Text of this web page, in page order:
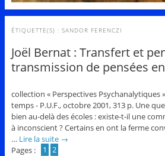
ÉTIQUETTE(S) : SANDOR FERENCZI
Joël Bernat : Transfert et
transmission de pensées
collection « Perspectives Psychanalytiques
temps - P.U.F., octobre 2001, 313 p. Une
bien au-delà des écoles : existe-t-il une
à inconscient ? Certains en ont la ferme
… Lire la suite →
Pages :
1 2